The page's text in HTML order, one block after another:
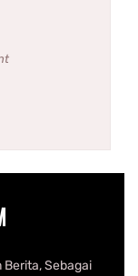
Sebagai